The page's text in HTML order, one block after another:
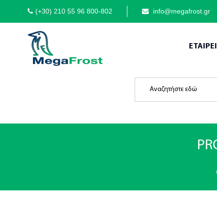
(+30) 210 55 96 800-802 info@megafrost.gr